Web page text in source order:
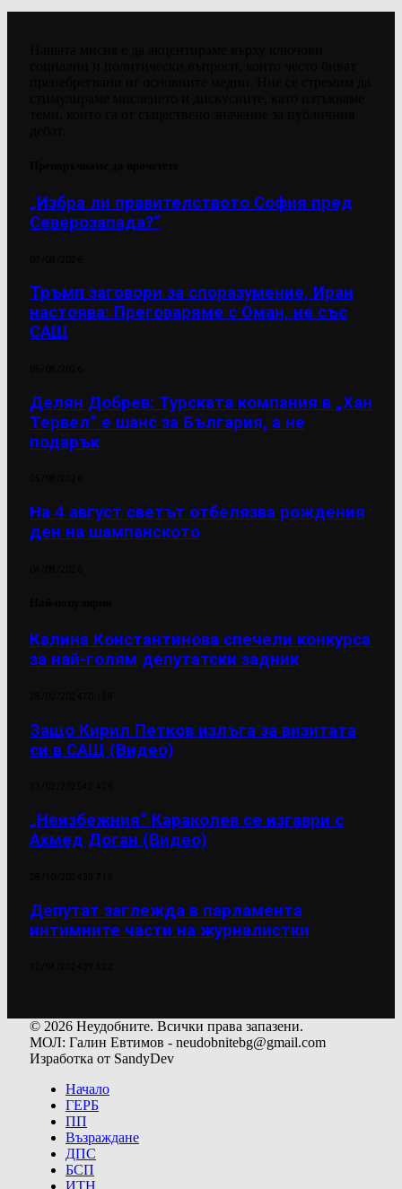
„Избра ли правителството София пред
Северозапада?“
Тръмп заговори за споразумение, Иран
настоява: Преговаряме с Оман, не със
САЩ
Делян Добрев: Турската компания в „Хан
Тервел“ е шанс за България, а не
подарък
На 4 август светът отбелязва рождения
ден на шампанското
Калина Константинова спечели конкурса
за най-голям депутатски задник
Защо Кирил Петков излъга за визитата
си в САЩ (Видео)
„Неизбежния“ Караколев се изгаври с
Ахмед Доган (Видео)
Депутат заглежда в парламента
интимните части на журналистки
© 2026 Неудобните. Всички права запазени.
МОЛ: Галин Евтимов - neudobnitebg@gmail.com
Изработка от SandyDev
Начало
ГЕРБ
ПП
Възраждане
ДПС
БСП